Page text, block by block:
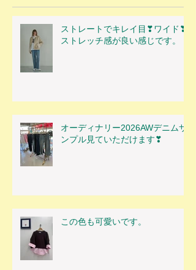
ストレートでキレイ目❣ワイド❣
ストレッチ感が良い感じです。
オーディナリー2026AWデニムサ
ンプル見ていただけます❣
この色も可愛いです。